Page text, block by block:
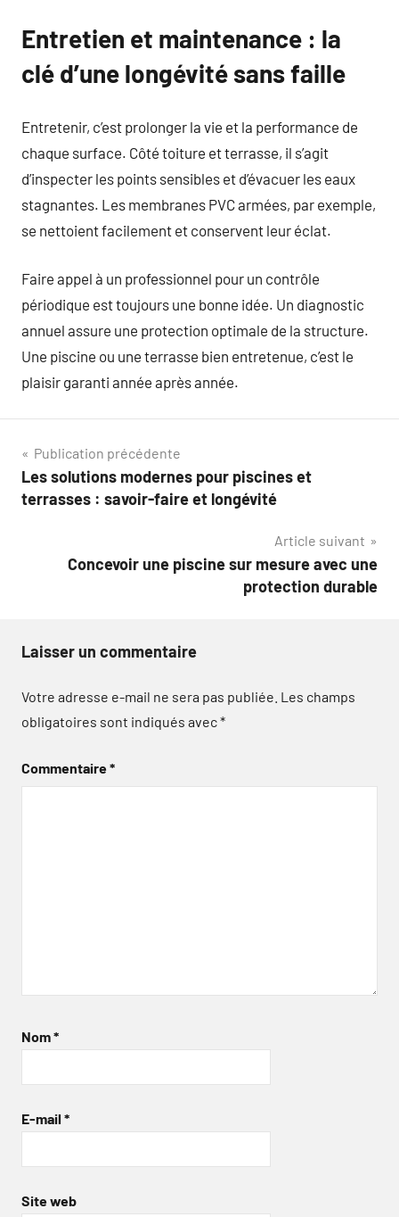
Entretien et maintenance : la
clé d’une longévité sans faille
Entretenir, c’est prolonger la vie et la performance de
chaque surface. Côté toiture et terrasse, il s’agit
d’inspecter les points sensibles et d’évacuer les eaux
stagnantes. Les membranes PVC armées, par exemple,
se nettoient facilement et conservent leur éclat.
Faire appel à un professionnel pour un contrôle
périodique est toujours une bonne idée. Un diagnostic
annuel assure une protection optimale de la structure.
Une piscine ou une terrasse bien entretenue, c’est le
plaisir garanti année après année.
Navigation
de
Publication précédente
Les solutions modernes pour piscines et
terrasses : savoir-faire et longévité
Article suivant
Concevoir une piscine sur mesure avec une
protection durable
Laisser un commentaire
Votre adresse e-mail ne sera pas publiée. Les champs
obligatoires sont indiqués avec*
Commentaire*
Nom*
E-mail *
Site web